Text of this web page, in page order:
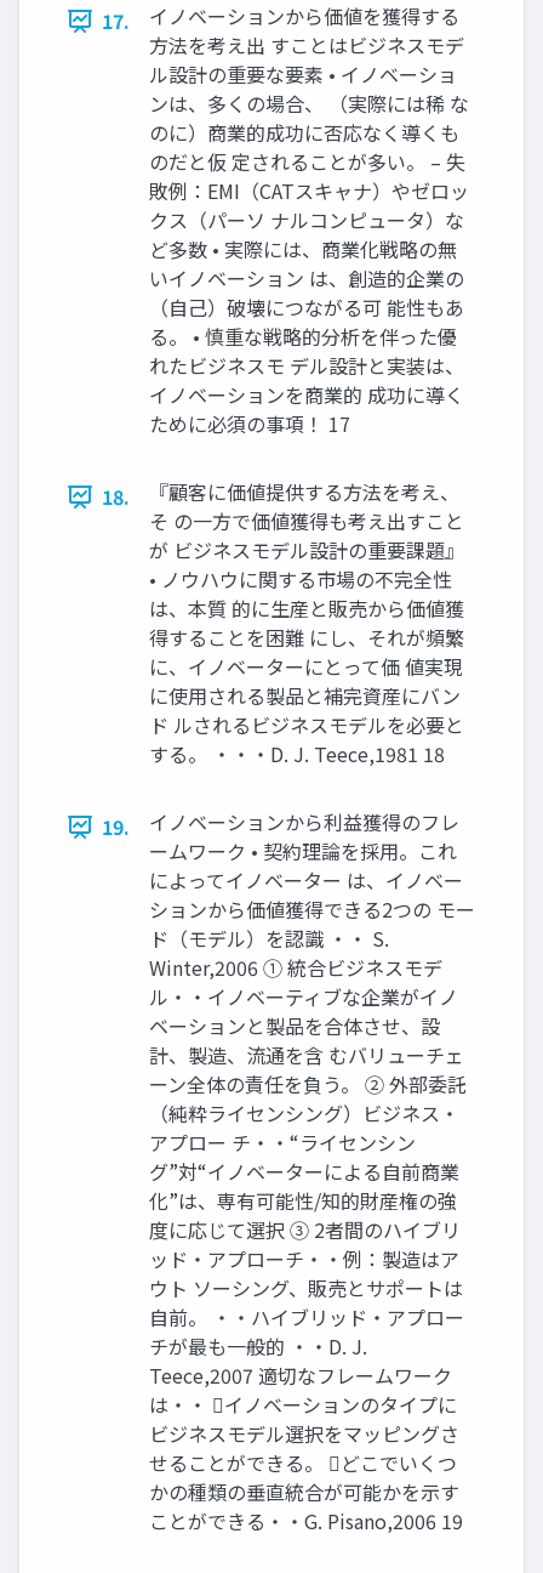
17.
イノベーションから価値を獲得する
方法を考え出 すことはビジネスモデ
ル設計の重要な要素 • イノベーショ
ンは、多くの場合、 （実際には稀 な
のに）商業的成功に否応なく導くも
のだと仮 定されることが多い。 – 失
敗例：EMI（CATスキャナ）やゼロッ
クス（パーソ ナルコンピュータ）な
ど多数 • 実際には、商業化戦略の無
いイノベーション は、創造的企業の
（自己）破壊につながる可 能性もあ
る。 • 慎重な戦略的分析を伴った優
れたビジネスモ デル設計と実装は、
イノベーションを商業的 成功に導く
ために必須の事項！ 17
18.
『顧客に価値提供する方法を考え、
そ の一方で価値獲得も考え出すこと
が ビジネスモデル設計の重要課題』
• ノウハウに関する市場の不完全性
は、本質 的に生産と販売から価値獲
得することを困難 にし、それが頻繁
に、イノベーターにとって価 値実現
に使用される製品と補完資産にバン
ド ルされるビジネスモデルを必要と
する。 ・・・D. J. Teece,1981 18
19.
イノベーションから利益獲得のフレ
ームワーク • 契約理論を採用。これ
によってイノベーター は、イノベー
ションから価値獲得できる2つの モー
ド（モデル）を認識 ・・ S.
Winter,2006 ① 統合ビジネスモデ
ル・・イノベーティブな企業がイノ
ベーションと製品を合体させ、設
計、製造、流通を含 むバリューチェ
ーン全体の責任を負う。 ② 外部委託
（純粋ライセンシング）ビジネス・
アプロー チ・・“ライセンシン
グ”対“イノベーターによる自前商業
化”は、専有可能性/知的財産権の強
度に応じて選択 ③ 2者間のハイブリ
ッド・アプローチ・・例：製造はア
ウト ソーシング、販売とサポートは
自前。 ・・ハイブリッド・アプロー
チが最も一般的 ・・D. J.
Teece,2007 適切なフレームワーク
は・・ イノベーションのタイプに
ビジネスモデル選択をマッピングさ
せることができる。 どこでいくつ
かの種類の垂直統合が可能かを示す
ことができる・・G. Pisano,2006 19